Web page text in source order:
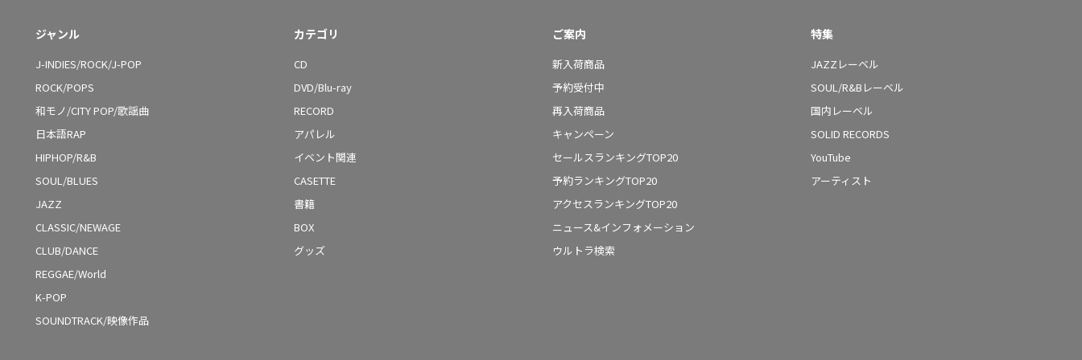
ジャンル
J-INDIES/ROCK/J-POP
ROCK/POPS
和モノ/CITY POP/歌謡曲
日本語RAP
HIPHOP/R&B
SOUL/BLUES
JAZZ
CLASSIC/NEWAGE
CLUB/DANCE
REGGAE/World
K-POP
SOUNDTRACK/映像作品
カテゴリ
CD
DVD/Blu-ray
RECORD
アパレル
イベント関連
CASETTE
書籍
BOX
グッズ
ご案内
新入荷商品
予約受付中
再入荷商品
キャンペーン
セールスランキングTOP20
予約ランキングTOP20
アクセスランキングTOP20
ニュース&インフォメーション
ウルトラ検索
特集
JAZZレーベル
SOUL/R&Bレーベル
国内レーベル
SOLID RECORDS
YouTube
アーティスト